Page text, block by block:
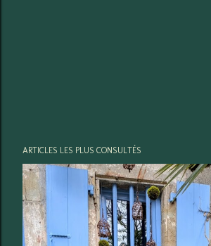
ARTICLES LES PLUS CONSULTÉS